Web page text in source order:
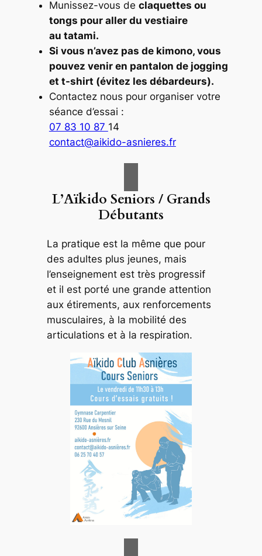
Munissez-vous de claquettes ou
tongs pour aller du vestiaire
au tatami.
Si vous n’avez pas de kimono, vous
pouvez venir en pantalon de jogging
et t-shirt (évitez les débardeurs).
Contactez nous pour organiser votre
séance d’essai :
07 83 10 87 14
contact@aikido-asnieres.fr
L’Aïkido Seniors / Grands
Débutants
La pratique est la même que pour
des adultes plus jeunes, mais
l’enseignement est très progressif
et il est porté une grande attention
aux étirements, aux renforcements
musculaires, à la mobilité des
articulations et à la respiration.